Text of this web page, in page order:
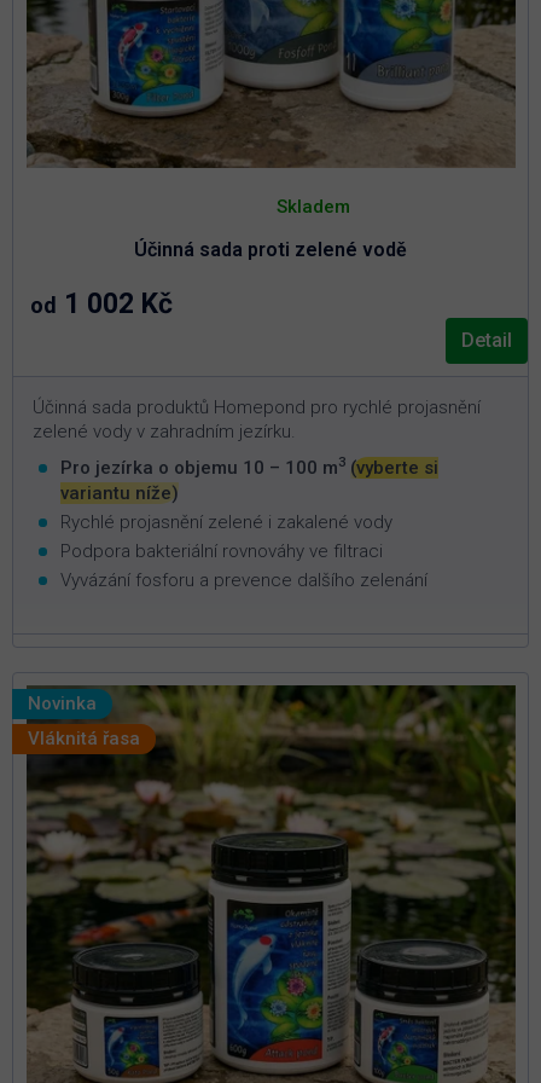
Účinná sada proti zelené vodě
hodnocení
je
5,0
Skladem
od 1 002 Kč
Detail
Účinná sada produktů Homepond pro rychlé projasnění
zelené vody v zahradním jezírku.
Pro jezírka o objemu 10 – 100 m3 (vyberte si
variantu níže)
Rychlé projasnění zelené i zakalené vody
Podpora bakteriální rovnováhy ve filtraci
Vyvázání fosforu a prevence dalšího zelenání
Novinka
Vláknitá řasa